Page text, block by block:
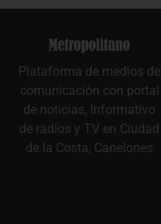
Plataforma de medios de
comunicación con portal
de noticias, Informativo
de radios y TV en Ciudad
de la Costa, Canelones